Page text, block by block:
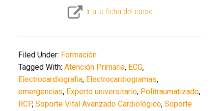
Ir a la ficha del curso
Filed Under: Formación
Tagged With:Atención Primaria, ECG,
Electrocardiografia, Electrocardiogramas,
emergencias, Experto universitario, Politraumatizado,
RCP,Soporte Vital Avanzado Cardiológico,Soporte